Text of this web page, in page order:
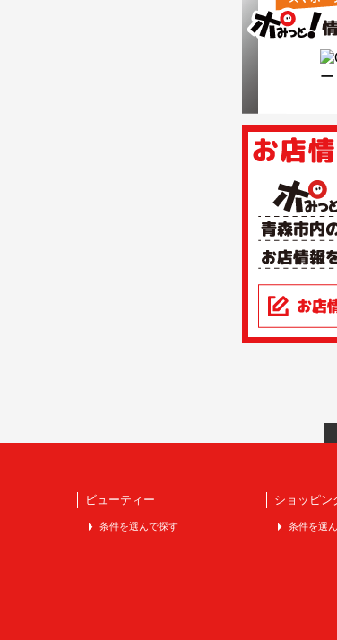
ビューティー
条件を選んで探す
ショッピン
条件を選